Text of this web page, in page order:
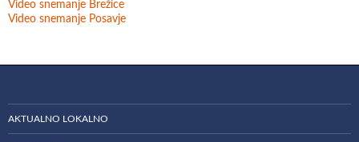
Video snemanje Brežice
Video snemanje Posavje
AKTUALNO LOKALNO